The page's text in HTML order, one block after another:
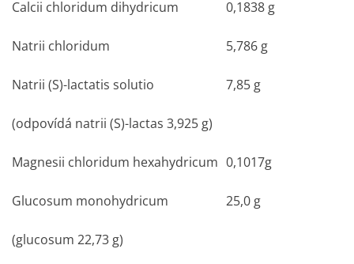
Calcii chloridum dihydricum 0,1838 g
Natrii chloridum 5,786 g
Natrii (S)-lactatis solutio 7,85 g
(odpovídá natrii (S)-lactas 3,925 g)
Magnesii chloridum hexahydricum 0,1017g
Glucosum monohydricum 25,0 g
(glucosum 22,73 g)